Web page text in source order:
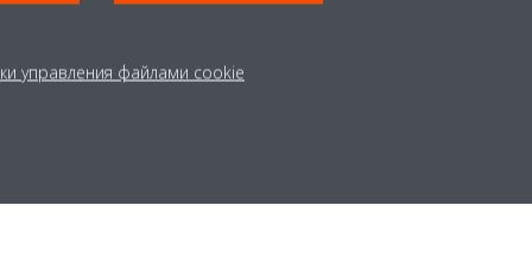
управления файлами cookie